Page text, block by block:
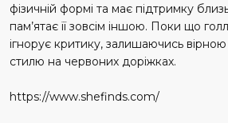
фізичній формі та має підтримку
пам’ятає її зовсім іншою. Поки що
ігнорує критику, залишаючись
стилю на червоних доріжках.
https://www.shefinds.com/